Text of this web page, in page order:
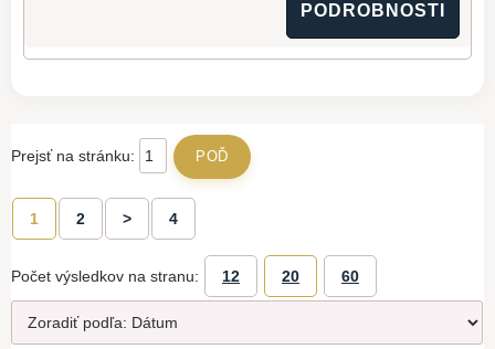
PODROBNOSTI
Prejsť na stránku:
1 2 > 4
Počet výsledkov na stranu: 12 20 60